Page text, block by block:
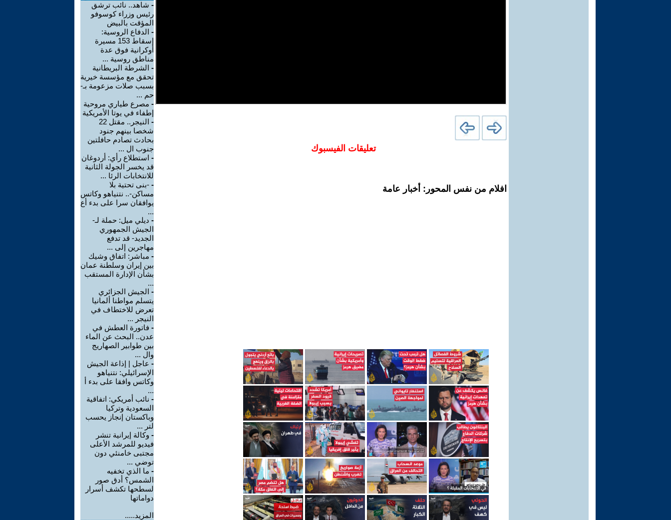
تعليقات الفيسبوك
افلام من نفس المحور: أخبار عامة
- شاهد.. نائب ترشق
رئيس وزراء كوسوفو
المؤقت بالبيض
- الدفاع الروسية:
إسقاط 153 مسيرة
أوكرانية فوق عدة
مناطق روسية ...
- الشرطة البريطانية
تحقق مع مؤسسة خيرية
بسبب صلات مزعومة بـ-
حم ...
- مصرع طياري مروحية
إطفاء في يوتا الأمريكية
-
النيجر.. مقتل 22
شخصا بينهم جنود
بحادث تصادم حافلتين
جنوب ال ...
- استطلاع رأي: أردوغان
قد يخسر الجولة الثانية
للانتخابات الرئا ...
- -بنى تحتية بلا
مساكن-.. نتنياهو وكاتس
يوافقان سرا على بدء أع
...
- ديلي ميل: حملة لـ-
الجيش الجمهوري
الجديد- قد تدفع
مهاجرين إلى ...
- مباشر: اتفاق وشيك
بين إيران وسلطنة عمان
بشأن الإدارة المستقب
...
- الجيش الجزائري
يتسلم مواطنا ألمانيا
تعرض للاختطاف في
النيجر ...
- فاتورة العطش في
عدن.. البحث عن الماء
بين طوابير الصهاريج
وال ...
- عاجل | إذاعة الجيش
الإسرائيلي: نتنياهو
وكاتس وافقا على بدء أ
...
- نائب أمريكي: اتفاقية
السعودية وتركيا
وباكستان إنجاز يحسب
لتر ...
- وكالة إيرانية تنشر
فيديو للمرشد الأعلى
مجتبى خامنئي دون
توضي ...
- ما الذي تخفيه
الشمس؟ أدق صور
لسطحها تكشف أسرار
دواماتها
المزيد.....